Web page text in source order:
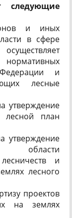
следующие
и иных
в сфере
и
лесные
утверждение
лесной план
утверждение
области
и
лесного
проектов
на землях